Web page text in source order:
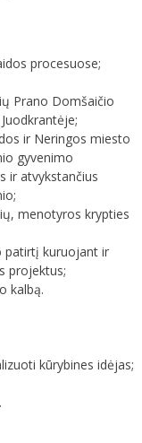
procesuose;
Prano Domšaičio
ir Neringos miesto
gyvenimo
ir atvykstančius
menotyros krypties
patirtį kuruojant ir
projektus;
kalbą.
kūrybines idėjas;